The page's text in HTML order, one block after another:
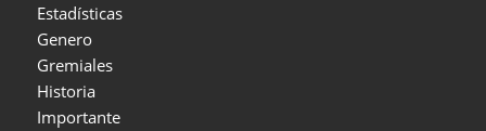
Estadísticas
Genero
Gremiales
Historia
Importante